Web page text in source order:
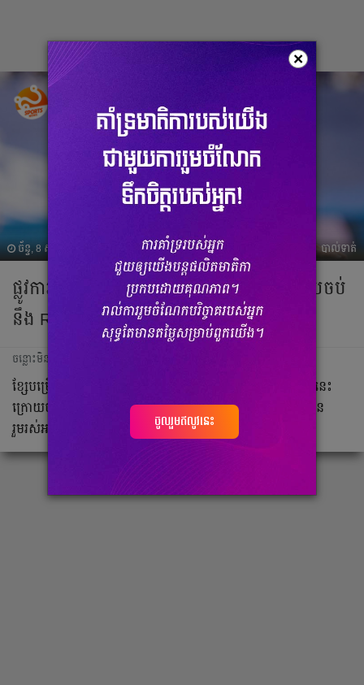
ច័ន្ទ, 8 សីហា 2022 13:57 បាល់ទាត់
ផ្លូវការ! Isco រក​បាន​ក្លឹប​ថ្មី​ទៅលេងហើយ​ ក្រោយ​ចប់​
នឹង​ Real Madrid
ចន្លោះមិនឃើញ
ខ្សែបម្រើ​ Isco ផ្លាស់​ទៅ​កាន់​ក្លឹប​ Sevilla ជា​ផ្លូវការ​ហើយ​នៅ​ក្នុង​ថ្ងៃ​នេះ​
ក្រោយ​ចប់​នឹង​ក្លឹប​ Real Madrid ដែល​ជា​ក្លឹប​កីឡាករ​រូប​នេះ​ធ្លាប់​បាន​
រួមរស់​អស់​រយៈពេល​ ៩ឆ្នាំ​។
×
ចូលរួមឥលូវនេះ